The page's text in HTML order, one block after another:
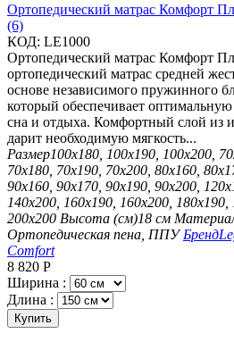
Ортопедический матрас Комфорт
(6)
КОД: LE1000
Ортопедический матрас Комфорт
ортопедический матрас средней
основе независимого пружинного
который обеспечивает
сна и отдыха. Комфортный слой из
дарит необходимую мягкость...
Размер100х180, 100х190, 100х200,
70х180, 70х190, 70х200, 80х160,
90х160, 90х170, 90х190, 90х200,
140х200, 160х190, 160х200, 180х190,
200х200 Высота (см)18 см
Ортопедическая пена, ППУ Бренд
Comfort
8 820 Р
Ширина :
Длина :
Купить